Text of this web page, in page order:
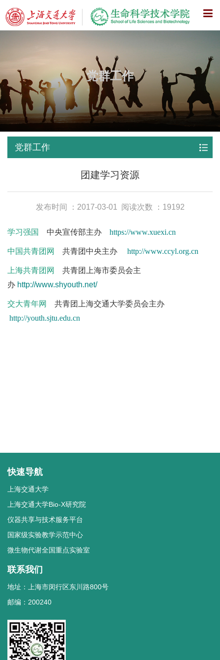
X
党群工作
党群工作
团建学习资源
发布时间 ：2017-03-01 阅读次数 ：19192
学习强国 中央宣传部主办 https://www.xuexi.cn
中国共青团网 共青团中央主办 http://www.ccyl.org.cn
上海共青团网
共青团上海市委员会主
办 http://www.shyouth.net/
交大青年网
共青团上海交通大学委员会主办
http://youth.sjtu.edu.cn
快速导航
上海交通大学
上海交通大学Bio-X研究院
仪器共享与技术服务平台
国家级实验教学示范中心
微生物代谢全国重点实验室
联系我们
地址：上海市闵行区东川路800号
邮编：200240